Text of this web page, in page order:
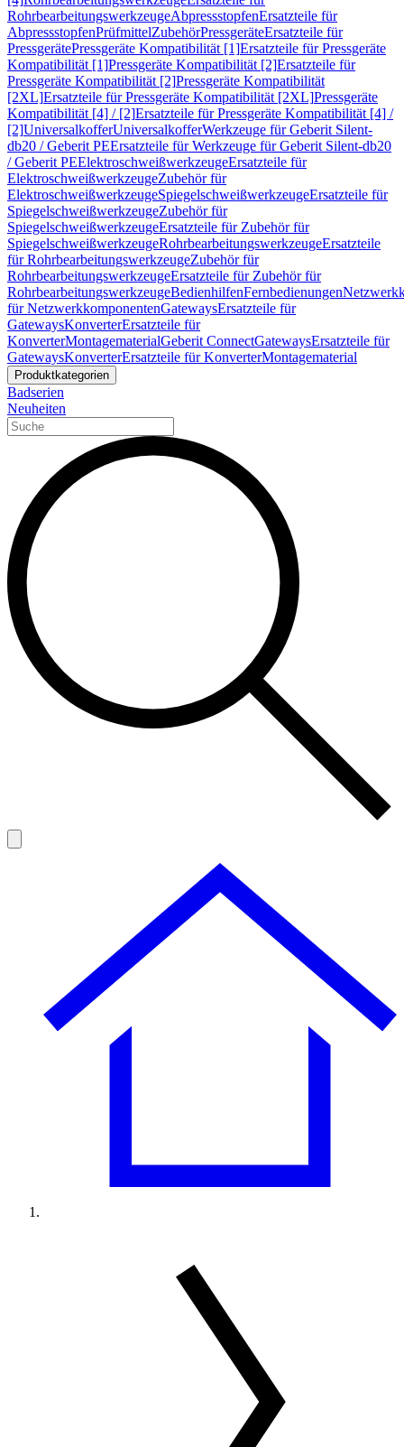
RohrbearbeitungswerkzeugeAbpressstopfenErsatzteile für
AbpressstopfenPrüfmittelZubehörPressgeräteErsatzteile für
PressgerätePressgeräte Kompatibilität [1]Ersatzteile für Pressgeräte
Kompatibilität [1]Pressgeräte Kompatibilität [2]Ersatzteile für
Pressgeräte Kompatibilität [2]Pressgeräte Kompatibilität
[2XL]Ersatzteile für Pressgeräte Kompatibilität [2XL]Pressgeräte
Kompatibilität [4] / [2]Ersatzteile für Pressgeräte Kompatibilität [4] /
[2]UniversalkofferUniversalkofferWerkzeuge für Geberit Silent-
db20 / Geberit PEErsatzteile für Werkzeuge für Geberit Silent-db20
/ Geberit PEElektroschweißwerkzeugeErsatzteile für
ElektroschweißwerkzeugeZubehör für
ElektroschweißwerkzeugeSpiegelschweißwerkzeugeErsatzteile für
SpiegelschweißwerkzeugeZubehör für
SpiegelschweißwerkzeugeErsatzteile für Zubehör für
SpiegelschweißwerkzeugeRohrbearbeitungswerkzeugeErsatzteile
für RohrbearbeitungswerkzeugeZubehör für
RohrbearbeitungswerkzeugeErsatzteile für Zubehör für
RohrbearbeitungswerkzeugeBedienhilfenFernbedienungen
für NetzwerkkomponentenGatewaysErsatzteile für
GatewaysKonverterErsatzteile für
KonverterMontagematerialGeberit ConnectGatewaysErsatzteile für
GatewaysKonverterErsatzteile für KonverterMontagematerial
Produktkategorien
Badserien
Neuheiten